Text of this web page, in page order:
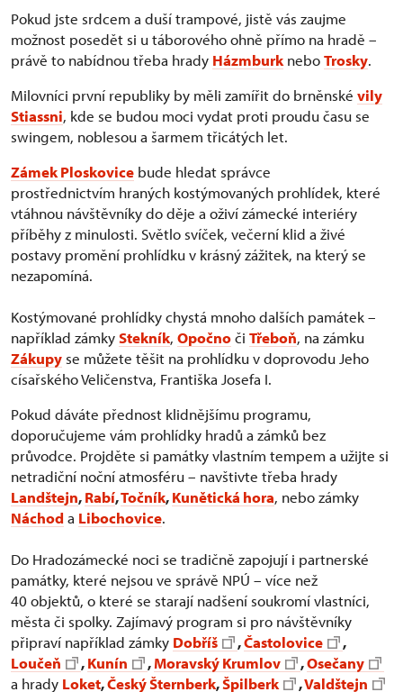
Pokud jste srdcem a duší trampové, jistě vás zaujme
možnost posedět si u táborového ohně přímo na hradě –
právě to nabídnou třeba hrady Házmburk neboTrosky.
Milovníci první republiky by měli zamířit do brněnské vily
Stiassni, kde se budou moci vydat proti proudu času se
swingem, noblesou a šarmem třicátých let.
Zámek Ploskovice bude hledat správce
prostřednictvím hraných kostýmovaných prohlídek, které
vtáhnou návštěvníky do děje a oživí zámecké interiéry
příběhy z minulosti. Světlo svíček, večerní klid a živé
postavy promění prohlídku v krásný zážitek, na který se
nezapomíná.
Kostýmované prohlídky chystá mnoho dalších památek –
například zámkyStekník, Opočnoči Třeboň, na zámku
Zákupy se můžete těšit na prohlídku v doprovodu Jeho
císařského Veličenstva, Františka Josefa I.
Pokud dáváte přednost klidnějšímu programu,
doporučujeme vám prohlídky hradů a zámků bez
průvodce. Projděte si památky vlastním tempem a užijte si
netradiční noční atmosféru – navštivte třeba hrady
Landštejn,Rabí,Točník,Kunětická hora, nebo zámky
Náchoda Libochovice.
Do Hradozámecké noci se tradičně zapojují i partnerské
památky, které nejsou ve správě NPÚ – více než
40 objektů, o které se starají nadšení soukromí vlastníci,
města či spolky. Zajímavý program si pro návštěvníky
připraví například zámky Dobříš ,Častolovice
,
Loučeň
,Kunín ,Moravský Krumlov ,Osečany
a hrady Loket,Český Šternberk,Špilberk ,Valdštejn